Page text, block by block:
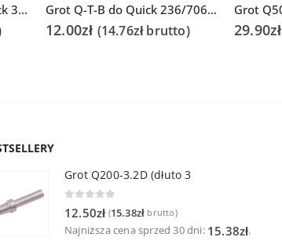
Grot 911G-30DV1 do Quick 378C Grot Q-T-B do Quick 236/706/936A/3104/3102/TS1100
12.00zł (14.76złbrutto) 29.90zł
Grot Q200-3.2D (dłuto 3
12.50zł (15.38zł brutto)
Najniższa cena sprzed 30 dni: 15.38zł.